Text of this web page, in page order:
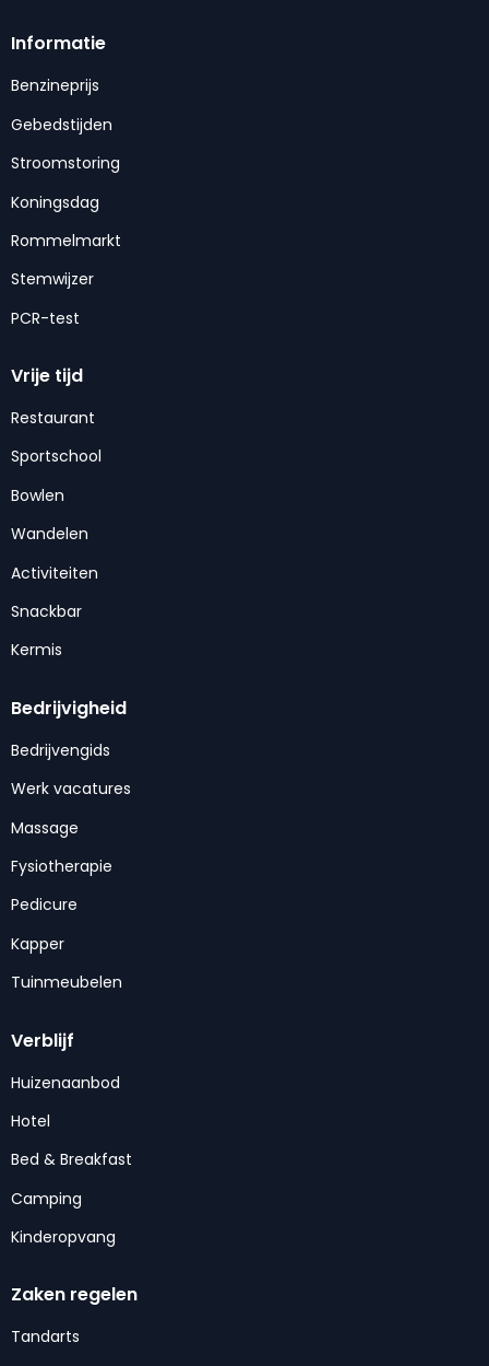
Informatie
Benzineprijs
Gebedstijden
Stroomstoring
Koningsdag
Rommelmarkt
Stemwijzer
PCR-test
Vrije tijd
Restaurant
Sportschool
Bowlen
Wandelen
Activiteiten
Snackbar
Kermis
Bedrijvigheid
Bedrijvengids
Werk vacatures
Massage
Fysiotherapie
Pedicure
Kapper
Tuinmeubelen
Verblijf
Huizenaanbod
Hotel
Bed & Breakfast
Camping
Kinderopvang
Zaken regelen
Tandarts